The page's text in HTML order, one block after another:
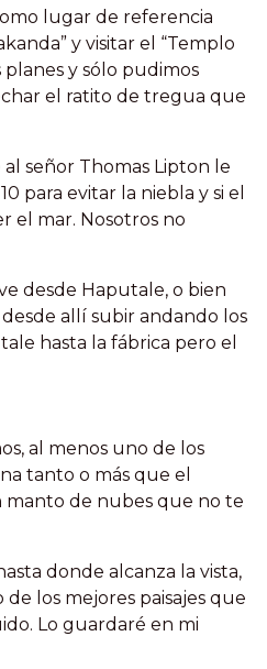
lugar de referencia
y visitar el “Templo
y sólo pudimos
el ratito de tregua que
al señor Thomas Lipton le
para evitar la niebla y si el
el mar. Nosotros no
desde Haputale, o bien
allí subir andando los
hasta la fábrica pero el
al menos uno de los
tanto o más que el
manto de nubes que no te
donde alcanza la vista,
los mejores paisajes que
Lo guardaré en mi